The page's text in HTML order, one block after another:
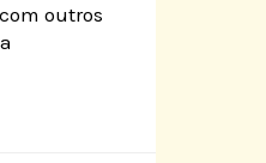
outros